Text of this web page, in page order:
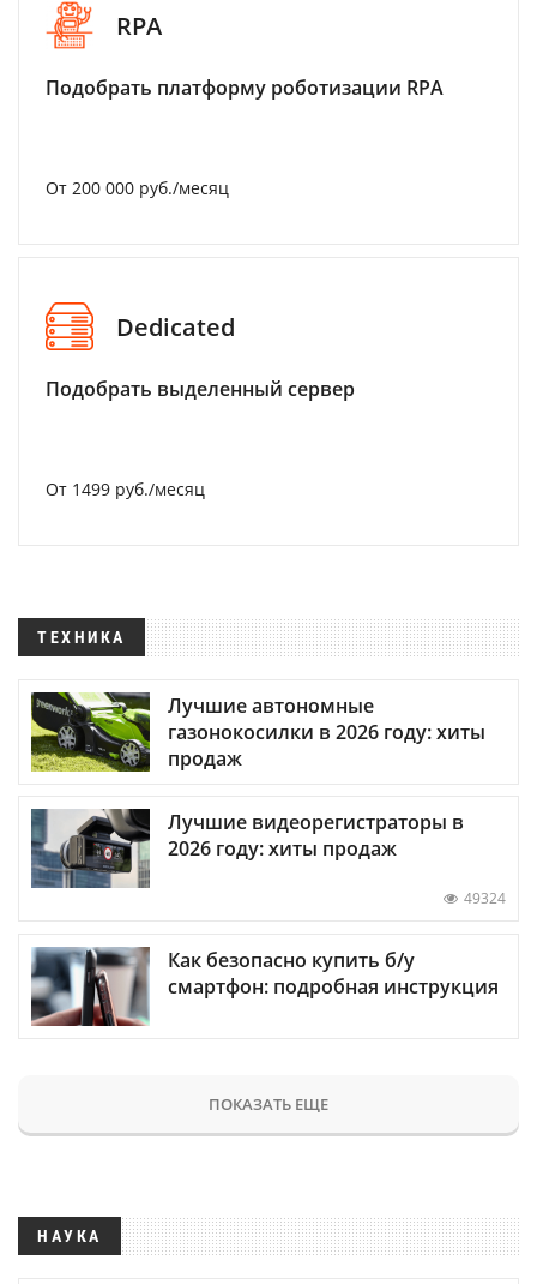
RPA
Подобрать платформу роботизации RPA
От 200 000 руб./месяц
Dedicated
Подобрать выделенный сервер
От 1499 руб./месяц
ТЕХНИКА
Лучшие автономные
газонокосилки в 2026 году: хиты
продаж
Лучшие видеорегистраторы в
2026 году: хиты продаж
49324
Как безопасно купить б/у
смартфон: подробная инструкция
ПОКАЗАТЬ ЕЩЕ
НАУКА